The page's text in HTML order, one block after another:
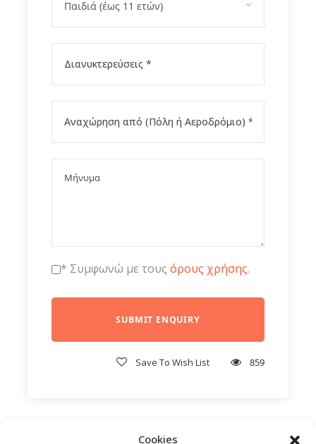
Cookies
* Συμφωνώ με τους όρους χρήσης.
Save To Wish List 859
4η ημέρα Οίτυλο – Καρδαμύλη – Καλαμάτα -
26 Δεκεμβριου 2025